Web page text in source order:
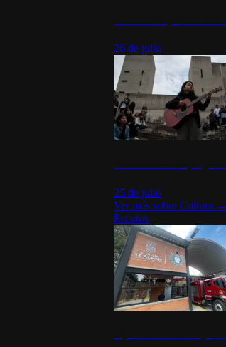
26 de julio
25 de julio
Ver más sobreCultura →
Estados